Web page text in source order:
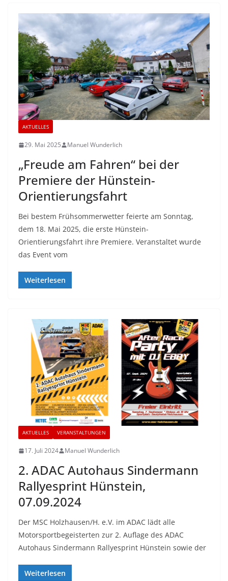
AKTUELLES
29. Mai 2025 Manuel Wunderlich
„Freude am Fahren“ bei der
Premiere der Hünstein-
Orientierungsfahrt
Bei bestem Frühsommerwetter feierte am Sonntag,
dem 18. Mai 2025, die erste Hünstein-
Orientierungsfahrt ihre Premiere. Veranstaltet wurde
das Event vom
Weiterlesen
AKTUELLES VERANSTALTUNGEN
17. Juli 2024 Manuel Wunderlich
2. ADAC Autohaus Sindermann
Rallyesprint Hünstein,
07.09.2024
Der MSC Holzhausen/H. e.V. im ADAC lädt alle
Motorsportbegeisterten zur 2. Auflage des ADAC
Autohaus Sindermann Rallyesprint Hünstein sowie der
Weiterlesen